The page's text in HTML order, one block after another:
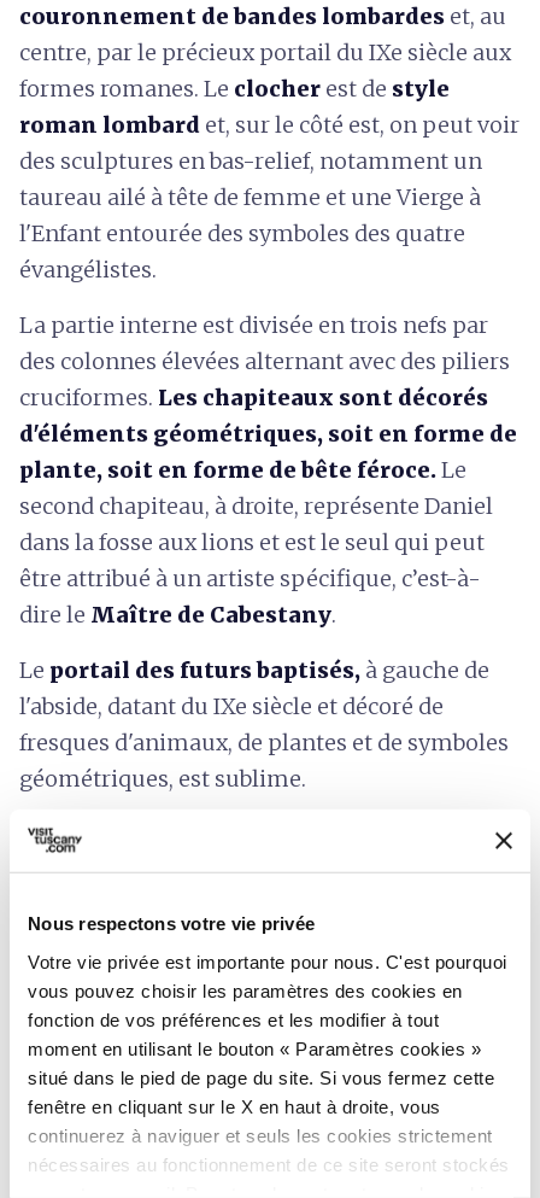
Nous respectons votre vie privée
Votre vie privée est importante pour nous. C'est pourquoi
vous pouvez choisir les paramètres des cookies en
fonction de vos préférences et les modifier à tout
moment en utilisant le bouton « Paramètres cookies »
situé dans le pied de page du site. Si vous fermez cette
fenêtre en cliquant sur le X en haut à droite, vous
continuerez à naviguer et seuls les cookies strictement
nécessaires au fonctionnement de ce site seront stockés
couronnement de bandes lombardes et, au
centre, par le précieux portail du IXe siècle aux
formes romanes. Le clocher est de style
roman lombard et, sur le côté est, on peut voir
des sculptures en bas-relief, notamment un
taureau ailé à tête de femme et une Vierge à
l'Enfant entourée des symboles des quatre
évangélistes.
La partie interne est divisée en trois nefs par
des colonnes élevées alternant avec des piliers
cruciformes. Les chapiteaux sont décorés
d'éléments géométriques, soit en forme de
plante, soit en forme de bête féroce.Le
second chapiteau, à droite, représente Daniel
dans la fosse aux lions et est le seul qui peut
être attribué à un artiste spécifique, c’est-à-
dire le Maître de Cabestany.
Le portail des futurs baptisés, à gauche de
l'abside, datant du IXe siècle et décoré de
fresques d'animaux, de plantes et de symboles
géométriques, est sublime.
L'abbaye conserve en outre une
statue en bois
de l'école ombrienne représentant laVierge à
« Sedes Sapientiae » (vers 1260), un
bois polychrome du XIIIe siècle
et une
lunette peinte à fresque représentant le Christ
sortant du tombeau de l'école siennoise du
XVIe siècle.